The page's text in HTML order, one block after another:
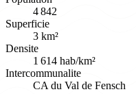
4 842
Superficie
3 km²
Densite
1 614 hab/km²
Intercommunalite
CA du Val de Fensch